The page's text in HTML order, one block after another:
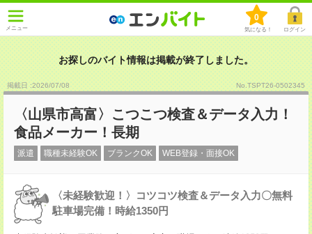
メニュー
0
気になる！ ログイン
お探しのバイト情報は掲載が終了しました。
掲載日 :2026/07/08 No.TSPT26-0502345
〈山県市高富〉こつこつ検査＆データ入力！
食品メーカー！長期
派遣 職種未経験OK ブランクOK WEB登録・面接OK
〈未経験歓迎！〉コツコツ検査＆データ入力〇無料
駐車場完備！時給1350円